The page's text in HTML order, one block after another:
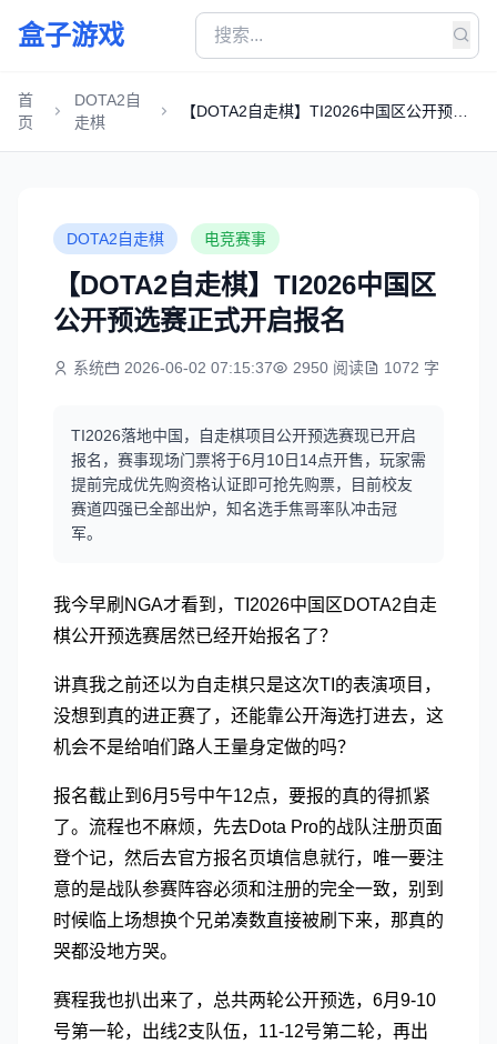
盒子游戏
首
页
DOTA2自
走棋
【DOTA2自走棋】TI2026中国区公开预选
DOTA2自走棋 电竞赛事
【DOTA2自走棋】TI2026中国区
公开预选赛正式开启报名
系统 2026-06-02 07:15:37 2950 阅读 1072 字
TI2026落地中国，自走棋项目公开预选赛现已开启
报名，赛事现场门票将于6月10日14点开售，玩家需
提前完成优先购资格认证即可抢先购票，目前校友
赛道四强已全部出炉，知名选手焦哥率队冲击冠
军。
我今早刷NGA才看到，TI2026中国区DOTA2自走
棋公开预选赛居然已经开始报名了？
讲真我之前还以为自走棋只是这次TI的表演项目，
没想到真的进正赛了，还能靠公开海选打进去，这
机会不是给咱们路人王量身定做的吗？
报名截止到6月5号中午12点，要报的真的得抓紧
了。流程也不麻烦，先去Dota Pro的战队注册页面
登个记，然后去官方报名页填信息就行，唯一要注
意的是战队参赛阵容必须和注册的完全一致，别到
时候临上场想换个兄弟凑数直接被刷下来，那真的
哭都没地方哭。
赛程我也扒出来了，总共两轮公开预选，6月9-10
号第一轮，出线2支队伍，11-12号第二轮，再出